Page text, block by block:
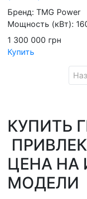
Бренд: TMG Power
Мощность (кВт):
1 300 000 грн
Купить
КУПИТЬ
ЦЕНА НА
МОДЕЛИ